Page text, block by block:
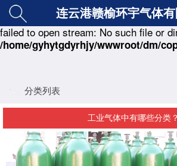
Warning : copy(./class/md5.class.php) [
failed to open stream: No such file or
/home/gyhytgdyrhjy/wwwroot/dm/
连云港赣榆环宇气体有
分类列表
工业气体中有哪些分类？